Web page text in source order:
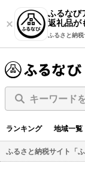
ふるなび
返礼品が
ふるさと納税
キーワード
ランキング 地域一覧
ふるさと納税サイト「ふ